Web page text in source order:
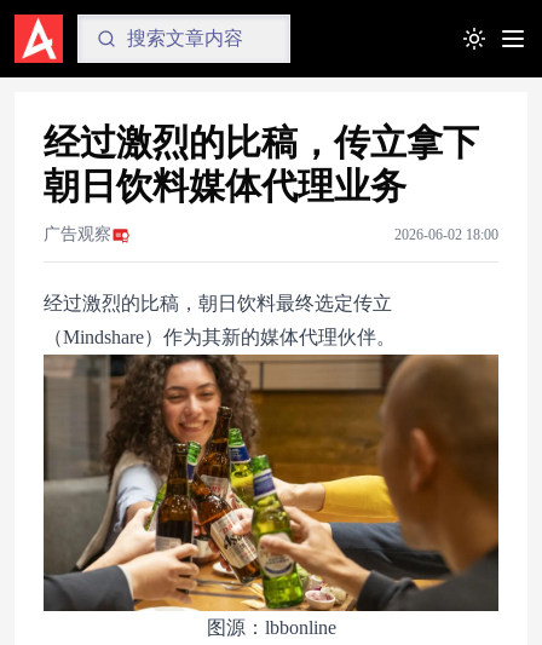
Toggle
经过激烈的比稿，传立拿下
朝日饮料媒体代理业务
广告观察 2026-06-02 18:00
经过激烈的比稿，朝日饮料最终选定传立
（Mindshare）作为其新的媒体代理伙伴。
图源：lbbonline